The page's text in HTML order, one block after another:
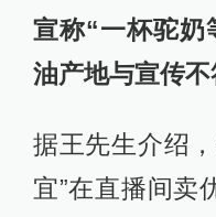
宣称“一杯驼奶
油产地与宣传不
据王先生介绍
宜”在直播间卖